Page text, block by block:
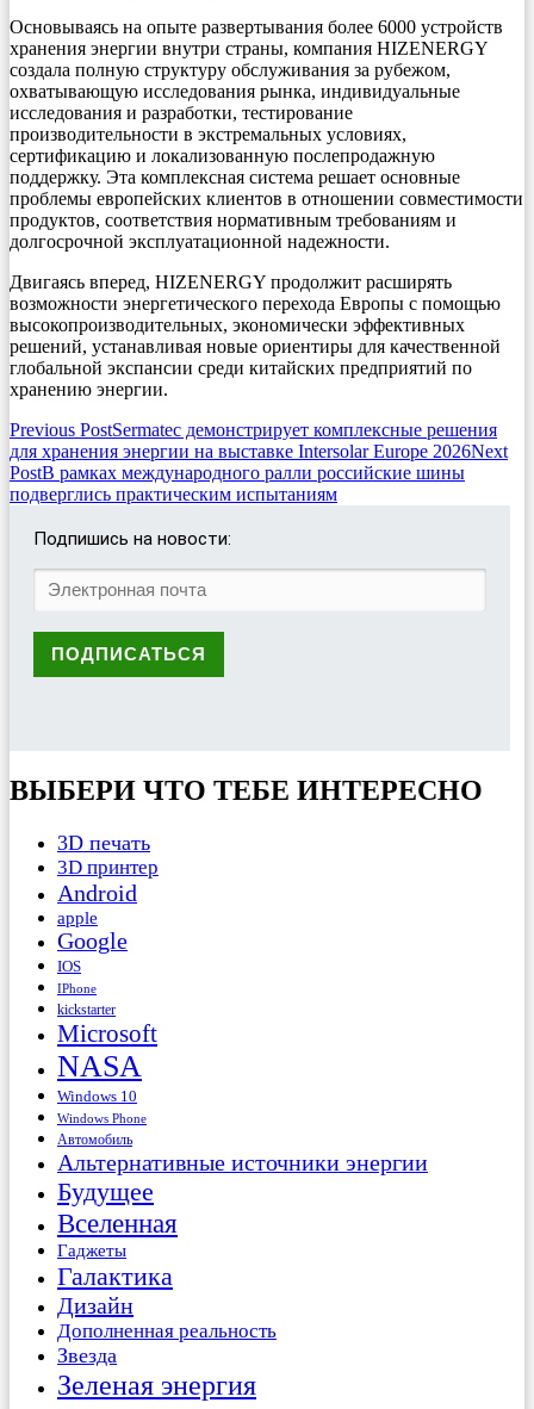
Основываясь на опыте развертывания более 6000 устройств
хранения энергии внутри страны, компания HIZENERGY
создала полную структуру обслуживания за рубежом,
охватывающую исследования рынка, индивидуальные
исследования и разработки, тестирование
производительности в экстремальных условиях,
сертификацию и локализованную послепродажную
поддержку. Эта комплексная система решает основные
проблемы европейских клиентов в отношении совместимости
продуктов, соответствия нормативным требованиям и
долгосрочной эксплуатационной надежности.
Двигаясь вперед, HIZENERGY продолжит расширять
возможности энергетического перехода Европы с помощью
высокопроизводительных, экономически эффективных
решений, устанавливая новые ориентиры для качественной
глобальной экспансии среди китайских предприятий по
хранению энергии.
Post
navigation
Previous PostSermatec демонстрирует комплексные решения
для хранения энергии на выставке Intersolar Europe 2026Next
PostВ рамках международного ралли российские шины
подверглись практическим испытаниям
Подпишись на новости:
ВЫБЕРИ ЧТО ТЕБЕ ИНТЕРЕСНО
3D печать
3D принтер
Android
apple
Google
IOS
IPhone
kickstarter
Microsoft
NASA
Windows 10
Windows Phone
Автомобиль
Альтернативные источники энергии
Будущее
Вселенная
Гаджеты
Галактика
Дизайн
Дополненная реальность
Звезда
Зеленая энергия